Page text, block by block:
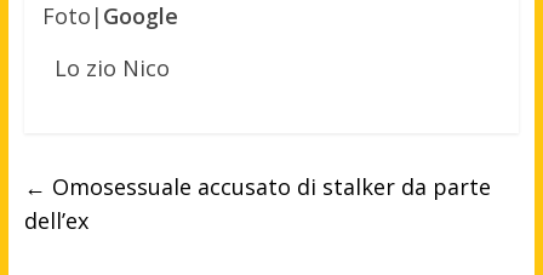
Foto| Google
Lo zio Nico
← Omosessuale accusato di stalker da parte
dell’ex